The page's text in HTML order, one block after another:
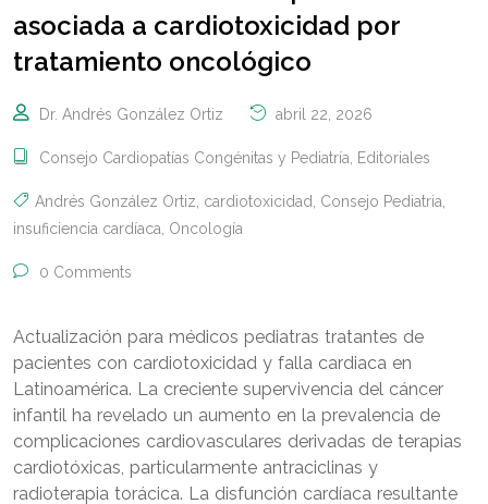
asociada a cardiotoxicidad por
tratamiento oncológico
Dr. Andrés González Ortiz abril 22, 2026
Consejo Cardiopatías Congénitas y Pediatría Editoriales
Andrés González Ortiz cardiotoxicidad Consejo Pediatria
insuficiencia cardíaca Oncología
0 Comments
Actualización para médicos pediatras tratantes de
pacientes con cardiotoxicidad y falla cardiaca en
Latinoamérica. La creciente supervivencia del cáncer
infantil ha revelado un aumento en la prevalencia de
complicaciones cardiovasculares derivadas de terapias
cardiotóxicas, particularmente antraciclinas y
radioterapia torácica. La disfunción cardíaca resultante